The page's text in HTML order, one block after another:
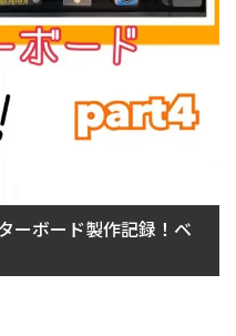
ーボード製作記録！ベ